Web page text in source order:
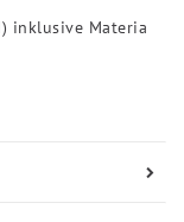
inklusive Materia